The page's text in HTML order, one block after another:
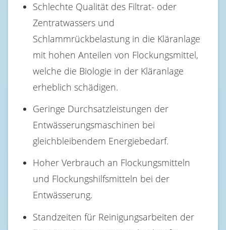
Schlechte Qualität des Filtrat- oder
Zentratwassers und
Schlammrückbelastung in die Kläranlage
mit hohen Anteilen von Flockungsmittel,
welche die Biologie in der Kläranlage
erheblich schädigen.
Geringe Durchsatzleistungen der
Entwässerungsmaschinen bei
gleichbleibendem Energiebedarf.
Hoher Verbrauch an Flockungsmitteln
und Flockungshilfsmitteln bei der
Entwässerung.
Standzeiten für Reinigungsarbeiten der